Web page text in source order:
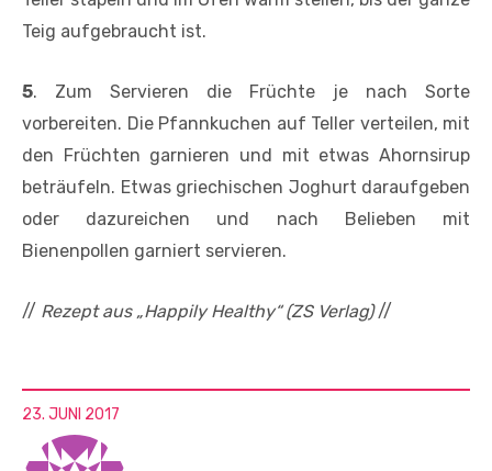
Teig aufgebraucht ist.
5. Zum Servieren die Früchte je nach Sorte
vorbereiten. Die Pfannkuchen auf Teller verteilen, mit
den Früchten garnieren und mit etwas Ahornsirup
beträufeln. Etwas griechischen Joghurt daraufgeben
oder dazureichen und nach Belieben mit
Bienenpollen garniert servieren.
// Rezept aus „Happily Healthy“ (ZS Verlag)//
23. JUNI 2017